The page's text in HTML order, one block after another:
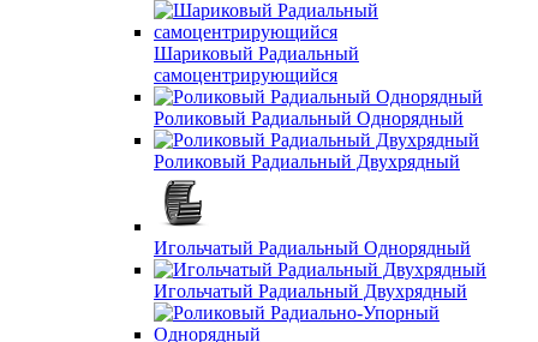
Шариковый Радиальный
самоцентрирующийся
Роликовый Радиальный Однорядный
Роликовый Радиальный Двухрядный
Игольчатый Радиальный Однорядный
Игольчатый Радиальный Двухрядный